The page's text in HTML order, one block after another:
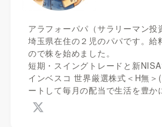
アラフォーパパ（サラリーマン投
埼玉県在住の２児のパパです。給
ので株を始めました。
短期・スイングトレードと新NISA
インベスコ 世界厳選株式＜H無＞
ートして毎月の配当で生活を豊か